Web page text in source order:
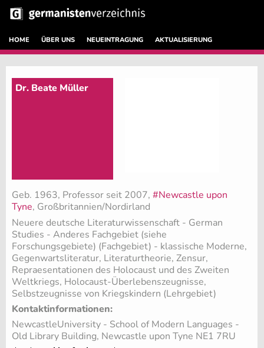
HOME ÜBER UNS NEUEINTRAGUNG AKTUALISIERUNG
Dr. Beate Müller
Geb. 1963, Professor seit 2007, #Newcastle upon
Tyne, Großbritannien/Nordirland
Neuere deutsche Literaturwissenschaft - German
Studies - Anderes Fachgebiet (siehe
Forschungsgebiete) (Fachgebiet) - klassische Moderne,
Gegenwartsliteratur, Literaturtheorie, Zensur,
Repraesentationen des Holocaust und des Zweiten
Weltkriegs, Holocaust-Überlebenszeugnisse,
Selbstzeugnisse von Kriegskindern (Lehrgebiet)
Kontaktinformationen:
NewcastleUniversity - School of Modern Languages -
Old Library Building, Newcastle upon Tyne NE1 7RU